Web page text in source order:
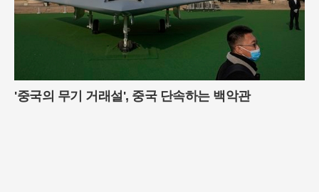
'중국의 무기 거래설', 중국 단속하는 백악관